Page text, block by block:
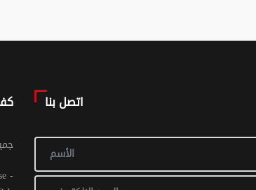
©
اتصل بنا